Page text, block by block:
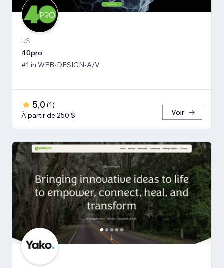
US
40pro
#1 in WEB•DESIGN•A/V
5,0 (1)
À partir de 250 $
Voir